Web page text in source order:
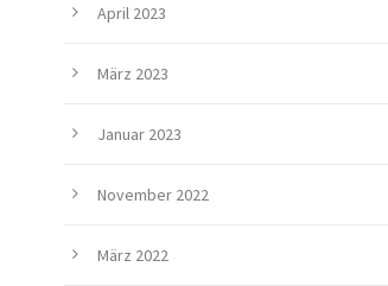
April 2023
März 2023
Januar 2023
November 2022
März 2022